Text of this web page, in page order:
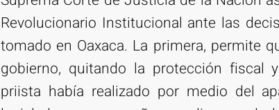
Revolucionario Institucional ante las
tomado en Oaxaca. La primera, permite
gobierno, quitando la protección fiscal
priista había realizado por medio del